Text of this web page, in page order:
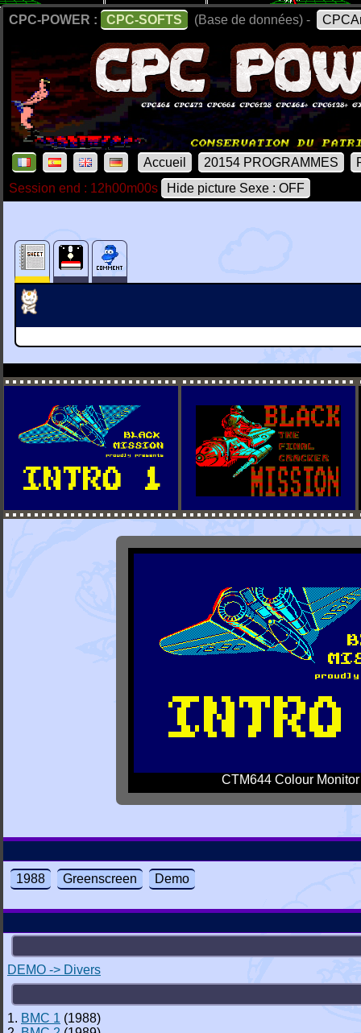
CPC-POWER : CPC-SOFTS (Base de données) -
Accueil 20154 PROGRAMMES
Session end : 12h00m00s
Hide picture Sexe : OFF
CTM644 Colour Monitor
1988 Greenscreen Demo
DEMO -> Divers
1. BMC 1 (1988)